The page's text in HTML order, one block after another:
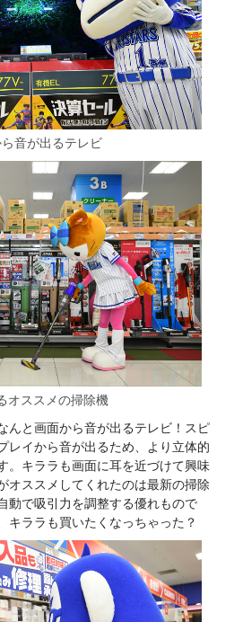
音が出るテレビ
オススメの掃除機
んと画面から音が出るテレビ！スピ
レイから音が出るため、より立体的
。キララも画面に耳を近づけて興味
オススメしてくれたのは最新の掃除
動で吸引力を調整する優れもので
キララも買いたくなっちゃった？